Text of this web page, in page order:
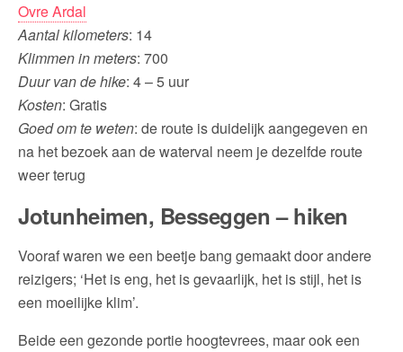
Ovre Ardal
Aantal kilometers: 14
Klimmen in meters: 700
Duur van de hike: 4 – 5 uur
Kosten: Gratis
Goed om te weten: de route is duidelijk aangegeven en
na het bezoek aan de waterval neem je dezelfde route
weer terug
Jotunheimen, Besseggen – hiken
Vooraf waren we een beetje bang gemaakt door andere
reizigers; ‘Het is eng, het is gevaarlijk, het is stijl, het is
een moeilijke klim’.
Beide een gezonde portie hoogtevrees, maar ook een